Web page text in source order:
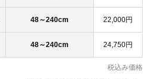
48～240cm 22,000円
48～240cm 24,750円
税込み価格